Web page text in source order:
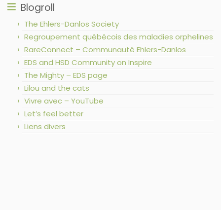
Blogroll
The Ehlers-Danlos Society
Regroupement québécois des maladies orphelines
RareConnect – Communauté Ehlers-Danlos
EDS and HSD Community on Inspire
The Mighty – EDS page
Lilou and the cats
Vivre avec – YouTube
Let’s feel better
Liens divers